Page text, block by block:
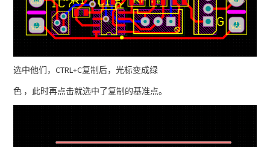
选中他们，CTRL+C复制后，光标变成绿
色 ，此时再点击就选中了复制的基准点。